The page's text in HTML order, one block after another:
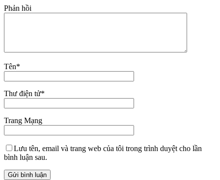
Phản hồi
Tên*
Thư điện tử*
Trang Mạng
Lưu tên, email và trang web của tôi trong trình duyệt cho lần
bình luận sau.